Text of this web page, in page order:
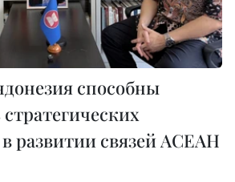
способны
развитии связей АСЕАН